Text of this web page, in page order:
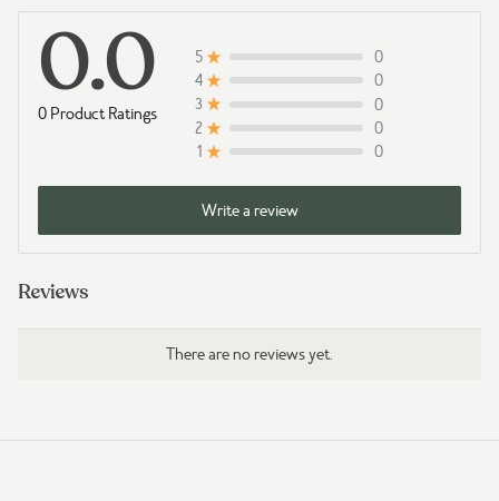
0.0
0 Product Ratings
5
0
4
0
3
0
2
0
1
0
Write a review
Reviews
There are no reviews yet.